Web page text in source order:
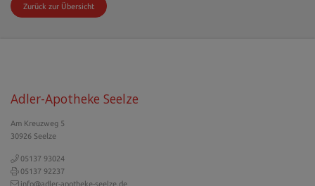
Zurück zur Übersicht
Adler-Apotheke Seelze
Am Kreuzweg 5
30926 Seelze
05137 93024
05137 92237
info@adler-apotheke-seelze.de